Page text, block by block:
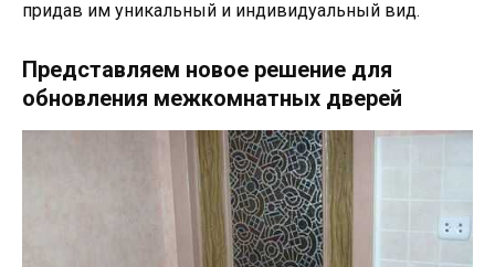
придав им уникальный и индивидуальный вид.
Представляем новое решение для
обновления межкомнатных дверей